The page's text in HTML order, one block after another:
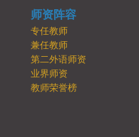
师资阵容
专任教师
兼任教师
第二外语师资
业界师资
教师荣誉榜